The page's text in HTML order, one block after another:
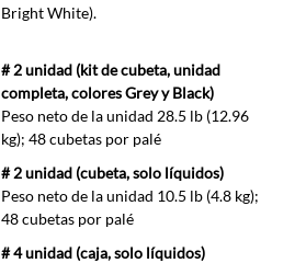
Bright White).
# 2 unidad (kit de cubeta, unidad
completa, colores Grey y Black)
Peso neto de la unidad 28.5 lb (12.96
kg); 48 cubetas por palé
# 2 unidad (cubeta, solo líquidos)
Peso neto de la unidad 10.5 lb (4.8 kg);
48 cubetas por palé
# 4 unidad (caja, solo líquidos)